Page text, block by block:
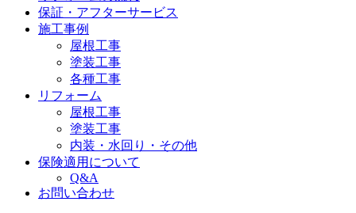
保証・アフターサービス
施工事例
屋根工事
塗装工事
各種工事
リフォーム
屋根工事
塗装工事
内装・水回り・その他
保険適用について
Q&A
お問い合わせ